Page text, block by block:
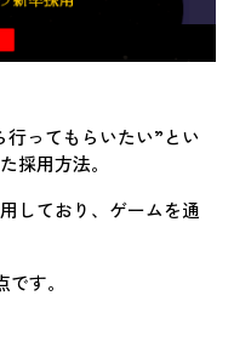
行ってもらいたい”とい
採用方法。
しており、ゲームを通
す。